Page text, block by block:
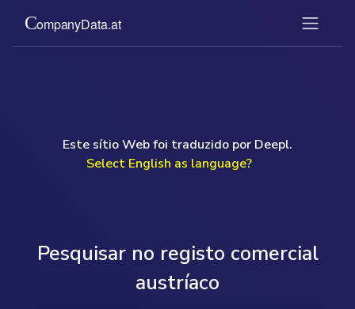
Este sítio Web foi traduzido por Deepl.
Select English as language?
Pesquisar no registo comercial
austríaco